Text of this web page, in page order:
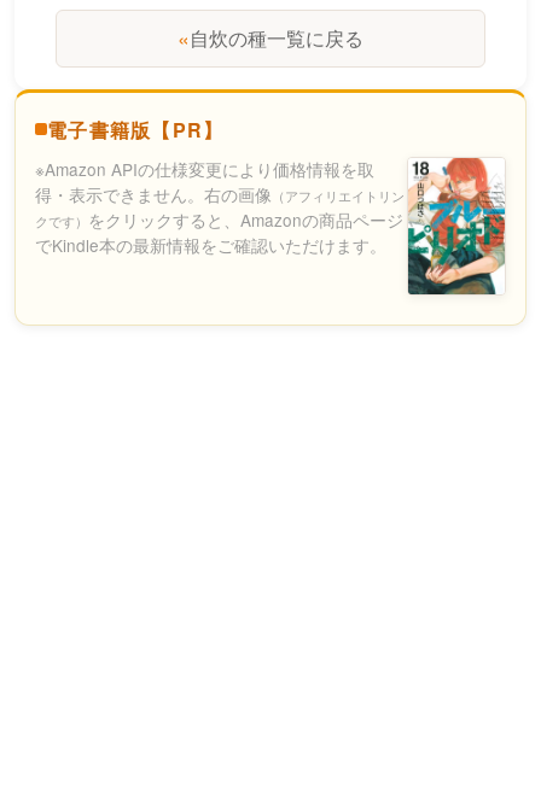
«自炊の種一覧に戻る
電子書籍版【PR】
※Amazon APIの仕様変更により価格情報を取
得・表示できません。右の画像 （アフィリエイトリン
クです） をクリックすると、Amazonの商品ページ
でKindle本の最新情報をご確認いただけます。